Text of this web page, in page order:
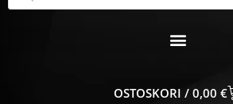
0,00 €